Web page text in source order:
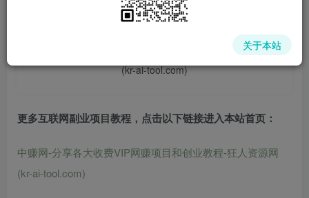
📌 1000➕互联网副业项目教程，更多网赚项目，点击以下
链接进入本站首页：
中赚网 - 分享各大收费VIP网赚项目和创业教程 - 狂人资源
(kr-ai-tool.com)
更多互联网副业项目教程，点击以下链接进入本站首页 ：
中赚网-分享各大收费VIP网赚项目和创业教程-狂人资源网
(kr-ai-tool.com)
关于本站